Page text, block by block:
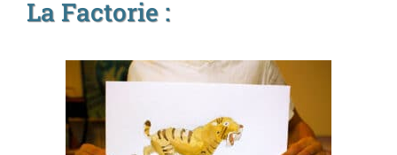
La Factorie :